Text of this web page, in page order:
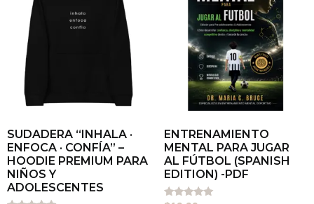
SUDADERA “INHALA ·
ENFOCA · CONFÍA” –
HOODIE PREMIUM PARA
NIÑOS Y
ADOLESCENTES
ENTRENAMIENTO
MENTAL PARA JUGAR
AL FÚTBOL (SPANISH
EDITION) -PDF